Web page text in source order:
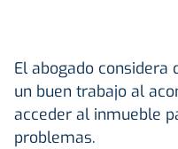
El abogado considera
un buen trabajo al
acceder al inmueble
problemas.